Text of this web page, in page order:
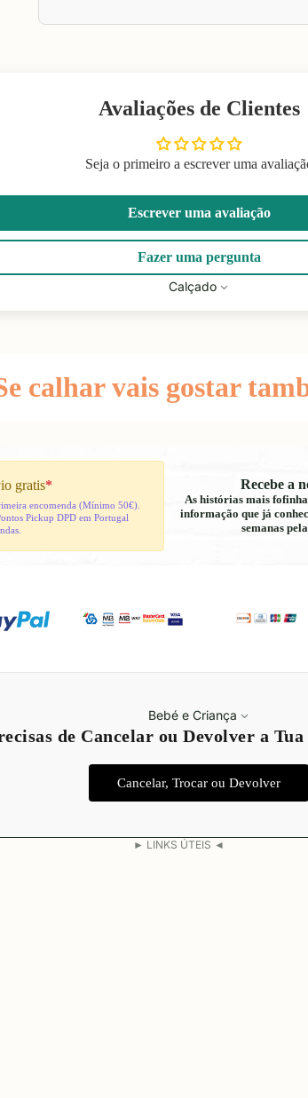
Calçado
Bebé e Criança
Avaliações de Clientes
Seja o primeiro a escrever uma
Escrever uma avaliação
Fazer uma pergunta
calhar vais gostar
gratis*
encomenda (Mínimo 50€).
Pickup DPD em Portugal
Recebe a
As histórias mais
informação que já
semanas
de Cancelar ou Devolver a Tua
Cancelar, Trocar ou Devolver
► LINKS ÚTEIS ◄
Política de privacidade
Termos do serviço
Política de envio
Aviso legal